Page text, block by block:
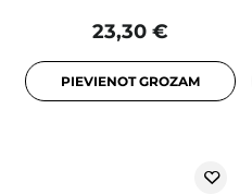
23,30 €
PIEVIENOT GROZAM